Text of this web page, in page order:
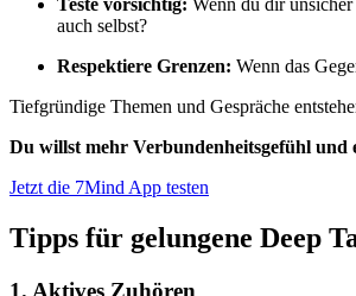
Teste vorsichtig: Wenn du dir
auch selbst?
Respektiere Grenzen: Wenn das
Tiefgründige Themen und Gespräche
Du willst mehr Verbundenheitsgefühl und
Jetzt die 7Mind App testen
Tipps für gelungene Deep
1. Aktives Zuhören